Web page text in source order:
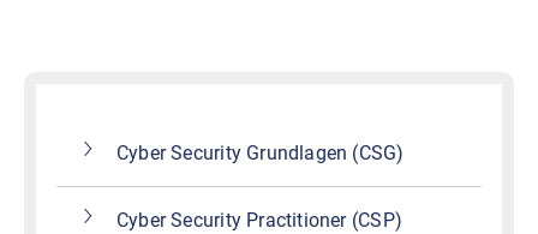
Cyber Security Grundlagen (CSG)
Cyber Security Practitioner (CSP)